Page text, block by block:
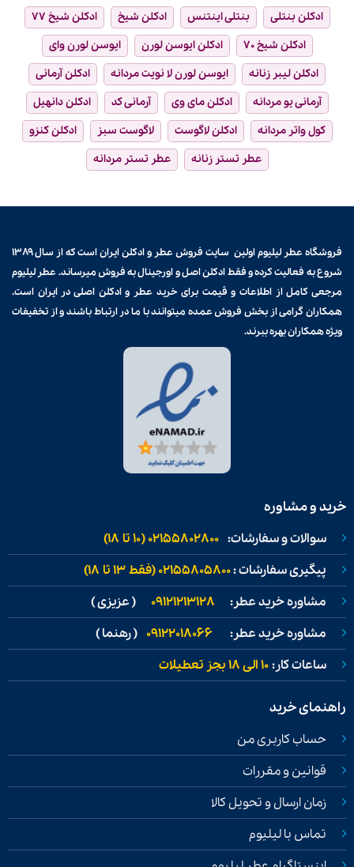
ادکلن بنتلی
بنتلی اینتنس ادکلن شیخ
ادکلن شیخ ۷۷
ادکلن شیخ ۷۰
ادکلن ایوسن لورن
ایوسن لورن وای
ادکلن لیبر زنانه
ایوسن لورن لا نویت مردانه
ادکلن آرمانی
آرمانی یو مردانه
ادکلن مای وی آرمانی کد
ادکلن دانهیل
کول واتر مردانه
ادکلن لاگوست لاگوست سبز
ادکلن کنزو
عطر تستر زنانه
عطر تستر مردانه
فروشگاه عطر لیلیوم اولین سایت فروشعطر و ادکلن
ایران است که از سال ۱۳۸۹
شروع به فعالیت کرده و فقط ادکلن اصل و اورجینال به فروش میرساند. عطر لیلیوم
مرجعی کامل از اطلاعات و قیمت برایخرید عطر و ادکلن اصلی در ایران است.
همکاران گرامی از بخش فروش عمده میتوانند با ما در ارتباط باشند و از تخفیفات
ویژه همکاران بهره ببرند.
خرید و مشاوره
سوالات و سفارشات: 02155802800 (۱۰ تا ۱۸)
پیگیری سفارشات :02155805800 (فقط ۱۳ تا ۱۸)
مشاوره خرید عطر: 09121213128 ( عزیزی )
مشاوره خرید عطر: 09122018066 ( رهنما )
ساعات کار:۱۰ الی ۱۸ بجز تعطیلات
راهنمای خرید
حساب کاربری من
قوانین و مقررات
زمان ارسال و تحویل کالا
تماس با لیلیوم